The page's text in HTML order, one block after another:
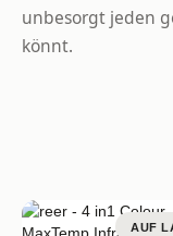
unbesorgt jeden
könnt.
AUF